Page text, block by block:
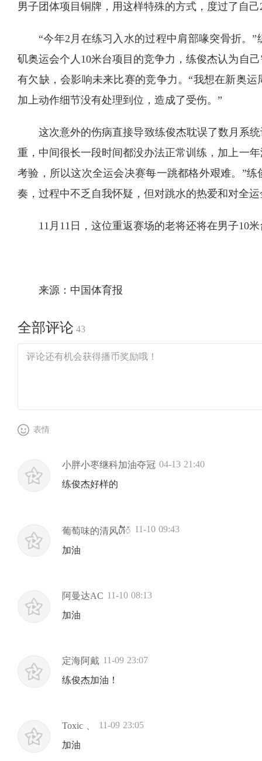
男子团体项目铜牌，用这样特殊的方式，度过了自
“今年2月在练习入水的过程中肩部喙突骨折。
矶奥运会个人10米台项目的竞争力，练俊杰认为自
有欠缺，会影响未来比赛的竞争力。“我想在新奥
加上动作细节没有处理到位，造成了受伤。”
这次意外的伤病直接导致练俊杰耽误了数月系
重，中间很长一段时间都没办法正常训练，加上一
考验，所以这次全运会决赛每一跳都格外艰难。”
奏，过程中不乏自我怀疑，但对跳水的热爱和对全
11月11日，这位重返赛场的老将还将在男子10
来源：中国体育报
全部评论 43
表情
小胖小枣继科加油夺冠 04-13 21:40
练俊杰好样的
葡萄味的清风ꪕ໌້ᮨ 11-10 09:43
加油
阿曼达AC 11-10 08:13
加油
定海阿戴 11-09 23:07
练俊杰加油！
Toxic 、
11-09 23:05
加油